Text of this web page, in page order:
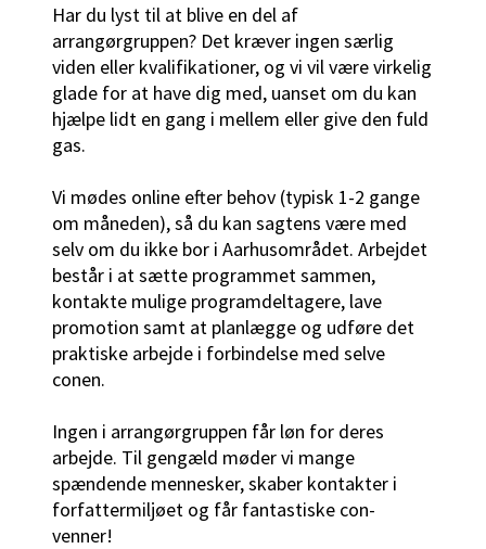
Har du lyst til at blive en del af
arrangørgruppen? Det kræver ingen særlig
viden eller kvalifikationer, og vi vil være virkelig
glade for at have dig med, uanset om du kan
hjælpe lidt en gang i mellem eller give den fuld
gas.
Vi mødes online efter behov (typisk 1-2 gange
om måneden), så du kan sagtens være med
selv om du ikke bor i Aarhusområdet. Arbejdet
består i at sætte programmet sammen,
kontakte mulige programdeltagere, lave
promotion samt at planlægge og udføre det
praktiske arbejde i forbindelse med selve
conen.
Ingen i arrangørgruppen får løn for deres
arbejde. Til gengæld møder vi mange
spændende mennesker, skaber kontakter i
forfattermiljøet og får fantastiske con-
venner!